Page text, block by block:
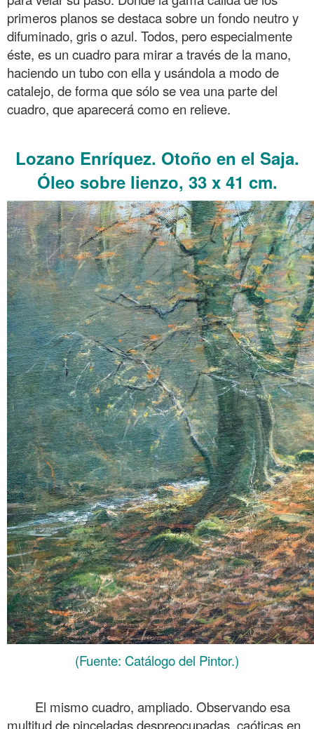
primeros planos se destaca sobre un fondo neutro y
difuminado, gris o azul. Todos, pero especialmente
éste, es un cuadro para mirar a través de la mano,
haciendo un tubo con ella y usándola a modo de
catalejo, de forma que sólo se vea una parte del
cuadro, que aparecerá como en relieve.
Lozano Enríquez. Otoño en el Saja.
Óleo sobre lienzo, 33 x 41 cm.
(Fuente: Catálogo del Pintor.)
El mismo cuadro, ampliado. Observando esa
multitud de pinceladas despreocupadas, caóticas en